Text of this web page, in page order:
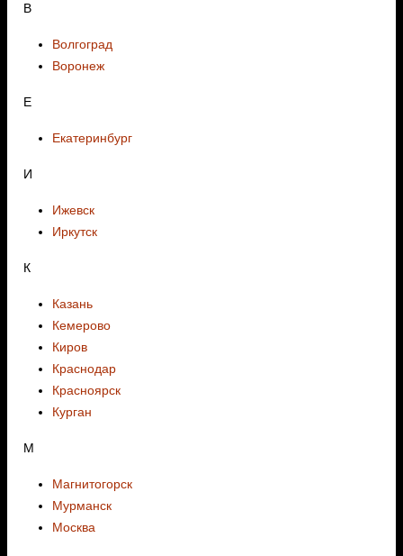
В
Волгоград
Воронеж
E
Екатеринбург
И
Ижевск
Иркутск
К
Казань
Кемерово
Киров
Краснодар
Красноярск
Курган
М
Магнитогорск
Мурманск
Москва